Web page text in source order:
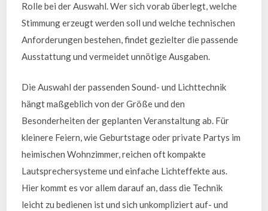
Rolle bei der Auswahl. Wer sich vorab überlegt, welche
Stimmung erzeugt werden soll und welche technischen
Anforderungen bestehen, findet gezielter die passende
Ausstattung und vermeidet unnötige Ausgaben.
Die Auswahl der passenden Sound- und Lichttechnik
hängt maßgeblich von der Größe und den
Besonderheiten der geplanten Veranstaltung ab. Für
kleinere Feiern, wie Geburtstage oder private Partys im
heimischen Wohnzimmer, reichen oft kompakte
Lautsprechersysteme und einfache Lichteffekte aus.
Hier kommt es vor allem darauf an, dass die Technik
leicht zu bedienen ist und sich unkompliziert auf- und